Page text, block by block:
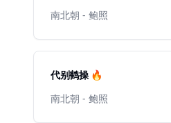
南北朝 - 鲍照
代别鹤操 🔥
南北朝 - 鲍照